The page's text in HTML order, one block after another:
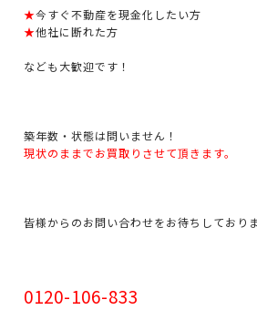
★今すぐ不動産を現金化したい方
★他社に断れた方
なども大歓迎です！
築年数・状態は問いません！
現状のままでお買取りさせて頂きます。
皆様からのお問い合わせをお待ちしており
0120-106-833